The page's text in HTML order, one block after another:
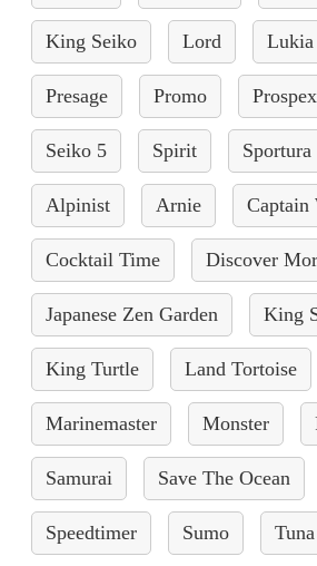
King Seiko Lord Lukia
Presage Promo Prospex
Seiko 5 Spirit Sportura
Alpinist Arnie Captain
Cocktail Time Discover
Japanese Zen Garden King
King Turtle Land Tortoise
Marinemaster Monster
Samurai Save The Ocean
Speedtimer Sumo Tuna